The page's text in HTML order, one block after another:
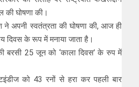
घोषणा की।
ने अपनी स्वतंत्रता की घोषणा की, आज ही
दिवस के रूप में मनाया जाता है।
बरसी 25 जून को ‘काला दिवस’ के रुप में
को 43 रनों से हरा कर पहली बार